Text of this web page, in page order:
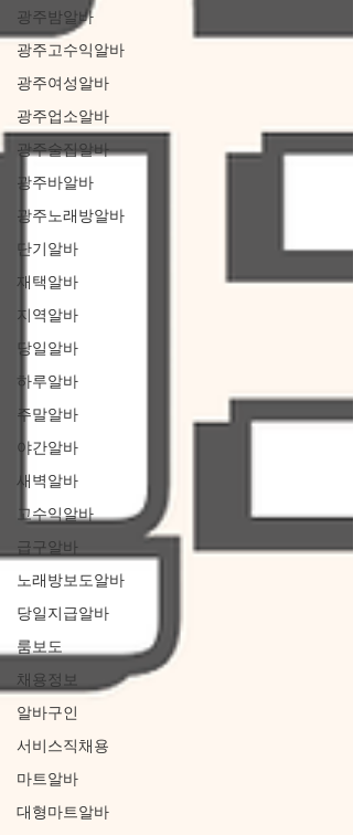
광주밤알바
광주고수익알바
광주여성알바
광주업소알바
광주술집알바
광주바알바
광주노래방알바
단기알바
재택알바
지역알바
당일알바
하루알바
주말알바
야간알바
새벽알바
고수익알바
급구알바
노래방보도알바
당일지급알바
룸보도
채용정보
알바구인
서비스직채용
마트알바
대형마트알바